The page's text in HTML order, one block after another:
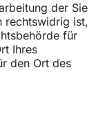
der Sie
rechtswidrig ist,
für
Ihres
den Ort des